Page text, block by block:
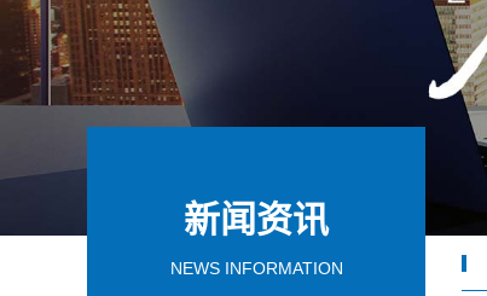
新闻资讯
NEWS INFORMATION